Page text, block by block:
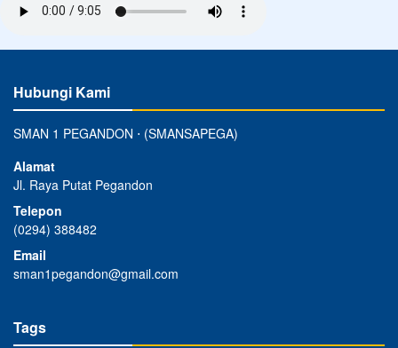
Hubungi Kami
SMAN 1 PEGANDON ⋅ (SMANSAPEGA)
Alamat
Jl. Raya Putat Pegandon
Telepon
(0294) 388482
Email
sman1pegandon@gmail.com
Tags